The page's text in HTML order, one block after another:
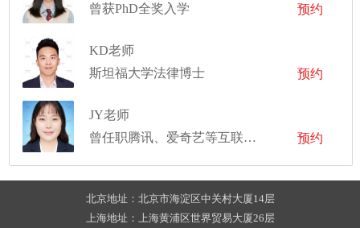
曾获PhD全奖入学
预约
KD老师
斯坦福大学法律博士
预约
JY老师
曾任职腾讯、爱奇艺等互联网大厂市场部，完成项目推广方案
预约
北京地址：北京市海淀区中关村大厦14层
上海地址：上海黄浦区世界贸易大厦26层